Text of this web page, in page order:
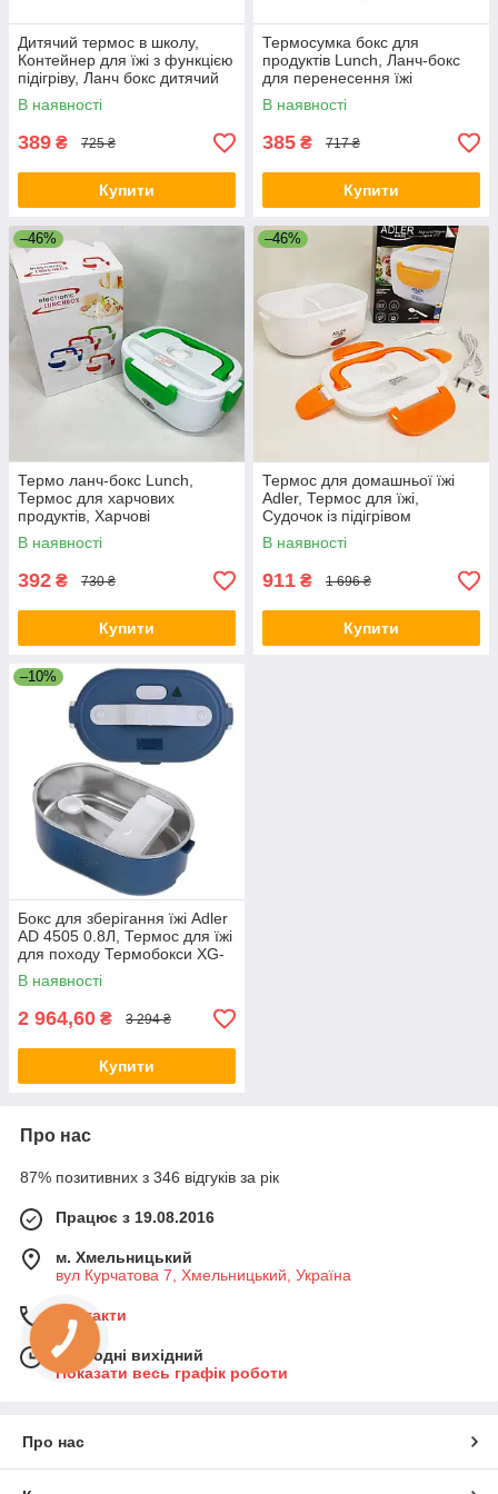
Дитячий термос в школу,
Контейнер для їжі з функцією
підігріву, Ланч бокс дитячий
EC-70
В наявності
389 ₴ 725 ₴
Купити
Термосумка бокс для
продуктів Lunch, Ланч-бокс
для перенесення їжі
Контейнер їжі непроливайка
ON-79
В наявності
385 ₴ 717 ₴
Купити
–46%
Термо ланч-бокс Lunch,
Термос для харчових
продуктів, Харчові
контейнери з роздільниками
SP-98
В наявності
392 ₴ 730 ₴
Купити
–46%
Термос для домашньої їжі
Adler, Термос для їжі,
Судочок із підігрівом
Контейнер непроливайка KJ-
74
В наявності
911 ₴ 1 696 ₴
Купити
–10%
Бокс для зберігання їжі Adler
AD 4505 0.8Л, Термос для їжі
для походу Термобокси XG-
15
В наявності
2 964,60 ₴ 3 294 ₴
Купити
Про нас
87% позитивних з 346 відгуків за рік
Працює з 19.08.2016
м. Хмельницький
вул Курчатова 7, Хмельницький, Україна
Контакти
Сьогодні вихідний
Показати весь графік роботи
Про нас